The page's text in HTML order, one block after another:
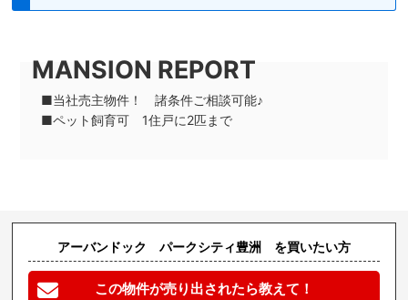
■当社売主物件！ 諸条件ご相談可能♪
■ペット飼育可 1住戸に2匹まで
アーバンドック パークシティ豊洲 を買いたい方
この物件が売り出されたら教えて！